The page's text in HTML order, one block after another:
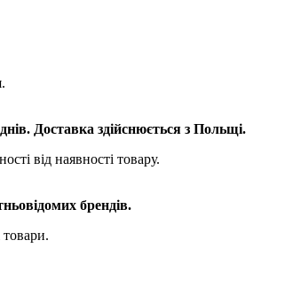
Доставка здійснюється з Польщі.
від наявності товару.
брендів.